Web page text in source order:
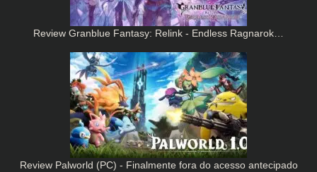
Review Granblue Fantasy: Relink - Endless Ragnarok…
Review Palworld (PC) - Finalmente fora do acesso antecipado